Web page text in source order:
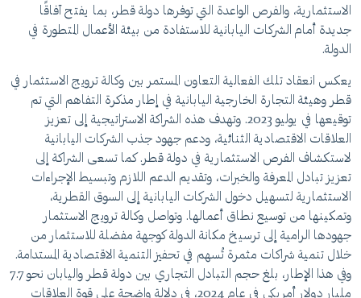
الاستثمارية، والفرص الواعدة التي توفرها دولة قطر، بما يفتح آفاقًا
جديدة أمام الشركات اليابانية للاستفادة من بيئة الأعمال المتطورة في
الدولة.
يعكس انعقاد تلك الفعالية التعاون المستمر بين وكالة ترويج الاستثمار في
قطر وهيئة التجارة الخارجية اليابانية في إطار مذكرة التفاهم التي تم
توقيعها في يوليو 2023. وتهدف هذه الشراكة الاستراتيجية إلى تعزيز
العلاقات الاقتصادية الثنائية، ودعم جهود جذب الشركات اليابانية
لاستكشاف الفرص الاستثمارية في دولة قطر. كما تسعى الشراكة إلى
تعزيز تبادل المعرفة والخبرات، وتقديم الدعم اللازم وتبسيط الإجراءات
الاستثمارية لتسهيل دخول الشركات اليابانية إلى السوق القطرية،
وتمكينها من توسيع نطاق أعمالها. وتواصل وكالة ترويج الاستثمار
جهودها الرامية إلى ترسيخ مكانة الدولة كوجهة مفضلة للاستثمار من
خلال تنمية شراكات مثمرة تُسهم في تحفيز التنمية الاقتصادية المستدامة.
وفي هذا الإطار، بلغ حجم التبادل التجاري بين دولة قطر واليابان نحو 7.7
مليار دولار أمريكي في عام 2024، في دلالة واضحة على قوة العلاقات